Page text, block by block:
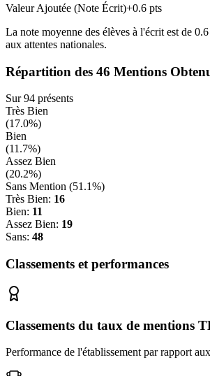
Valeur Ajoutée (Note Écrit)+0.6 pts
La note moyenne des élèves à l'écrit est de 0.6
aux attentes nationales.
Répartition des 46 Mentions
Sur94 présents
Très Bien
(17.0%)
Bien
(11.7%)
Assez Bien
(20.2%)
Sans Mention (51.1%)
Très Bien: 16
Bien: 11
Assez Bien: 19
Sans: 48
Classements et performances
Classements du taux de mentions
Performance de l'établissement par rapport